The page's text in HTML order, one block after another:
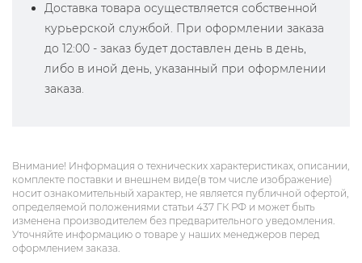
Доставка товара осуществляется собственной
курьерской службой. При оформлении заказа
до 12:00 - заказ будет доставлен день в день,
либо в иной день, указанный при оформлении
заказа.
Внимание! Информация о технических характеристиках, описании,
комплекте поставки и внешнем виде(в том числе изображение)
носит ознакомительный характер, не является публичной офертой,
определяемой положениями статьи 437 ГК РФ и может быть
изменена производителем без предварительного уведомления.
Уточняйте информацию о товаре у наших менеджеров перед
оформлением заказа.